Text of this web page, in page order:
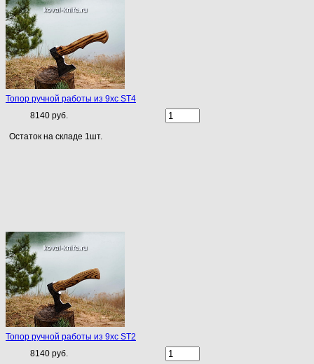
Топор ручной работы из 9хс ST4
8140 руб.
Остаток на складе 1шт.
Топор ручной работы из 9хс ST2
8140 руб.